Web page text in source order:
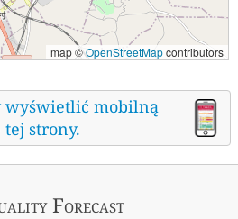
map ©OpenStreetMapcontributors
mobilną
strony.
Forecast